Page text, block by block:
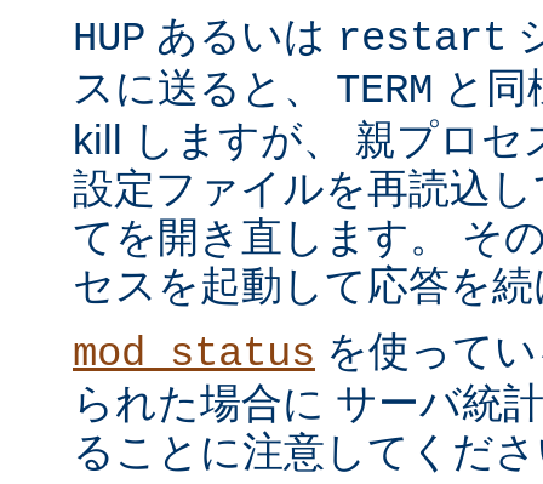
HUP あるいは restart
スに送ると、 TERM と
kill しますが、 親プロセ
設定ファイルを再読込
てを開き直します。 そ
セスを起動して応答を
mod_status を使って
られた場合に サーバ統
ることに注意してくだ